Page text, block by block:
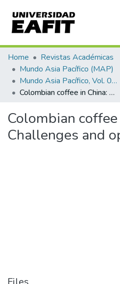
Communities & Collections
All of DSpace
Statistics
Home
Revistas Académicas
Mundo Asia Pacífico (MAP)
Mundo Asia Pacífico, Vol. 04, Núm. 06 (2015)
Colombian coffee in China: Challenges and opportunities
Colombian
Challenges and